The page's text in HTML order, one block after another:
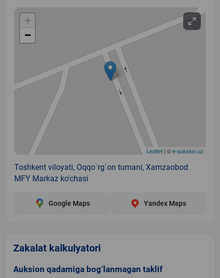
+
−
Leaflet | ©e-auksion.uz
Toshkent viloyati, Oqqo`rg`on tumani, Xamzaobod
MFY Markaz ko'chasi
Google Maps Yandex Maps
Zakalat kalkulyatori
Auksion qadamiga bog‘lanmagan taklif